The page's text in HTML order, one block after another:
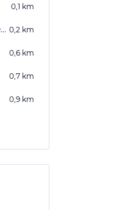
0,1 km
Restaurant Spice Emporium - Hotel The Westin 0,2 km
0,6 km
0,7 km
0,9 km